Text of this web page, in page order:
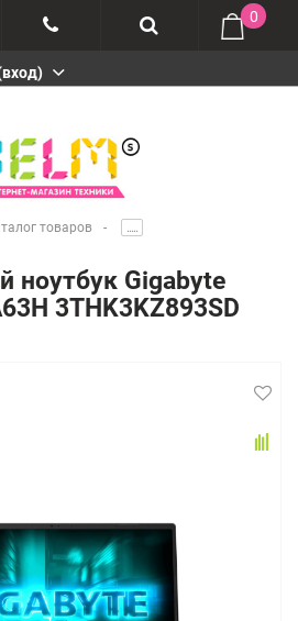
0
товаров .....
ноутбук Gigabyte
3THK3KZ893SD